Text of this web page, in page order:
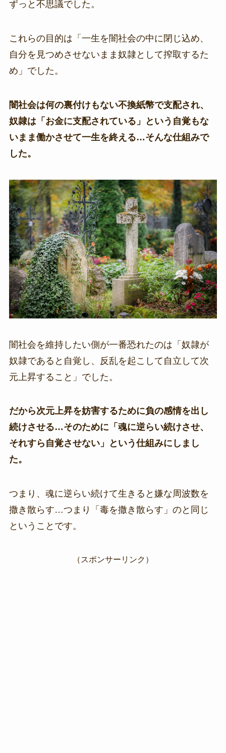
ずっと不思議でした。
これらの目的は「一生を闇社会の中に閉じ込め、
自分を見つめさせないまま奴隷として搾取するた
め」でした。
闇社会は何の裏付けもない不換紙幣で支配され、
奴隷は「お金に支配されている」という自覚もな
いまま働かさせて一生を終える…そんな仕組みで
した。
闇社会を維持したい側が一番恐れたのは「奴隷が
奴隷であると自覚し、反乱を起こして自立して次
元上昇すること」でした。
だから次元上昇を妨害するために負の感情を出し
続けさせる…そのために「魂に逆らい続けさせ、
それすら自覚させない」という仕組みにしまし
た。
つまり、魂に逆らい続けて生きると嫌な周波数を
撒き散らす…つまり「毒を撒き散らす」のと同じ
ということです。
（スポンサーリンク）